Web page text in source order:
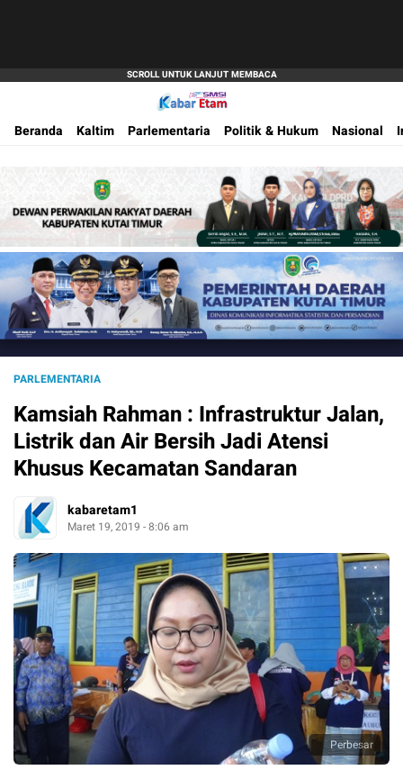
Kabar Etam
Akurat dan Terpercaya
Beranda
Kaltim Parlementaria Politik & Hukum Nasional
PARLEMENTARIA
Kamsiah Rahman : Infrastruktur Jalan,
Listrik dan Air Bersih Jadi Atensi
Khusus Kecamatan Sandaran
kabaretam1
Maret 19, 2019 - 8:06 am
Perbesar